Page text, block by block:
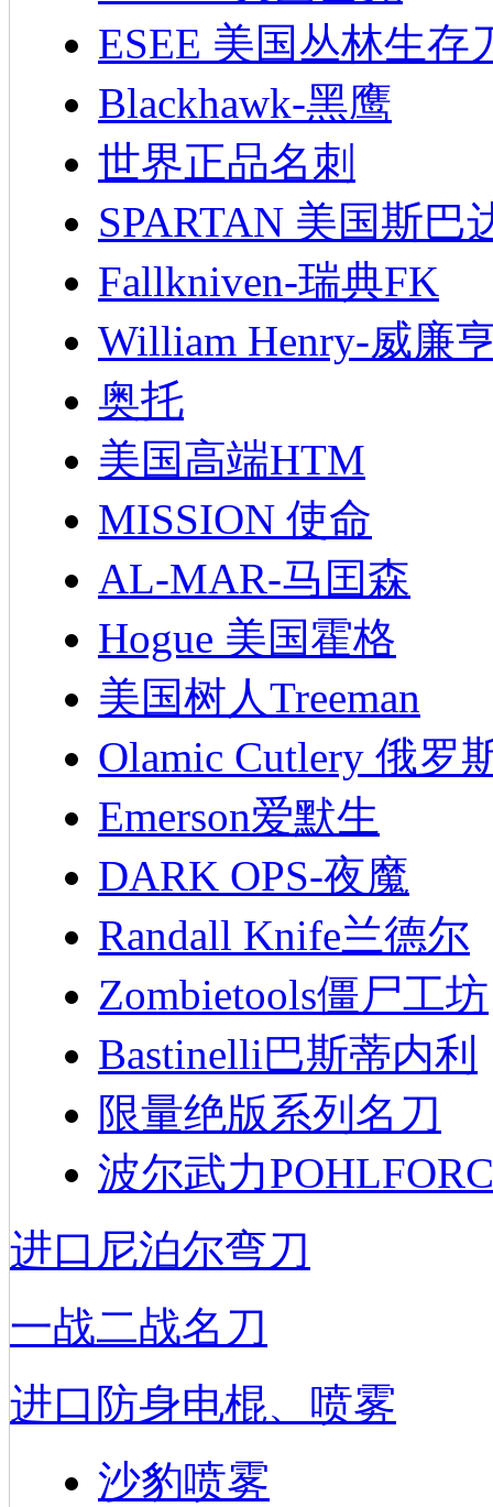
ESEE 美国丛林生存
Blackhawk-黑鹰
世界正品名刺
SPARTAN 美国斯巴
Fallkniven-瑞典FK
William Henry-威廉
奥托
美国高端HTM
MISSION 使命
AL-MAR-马囯森
Hogue 美国霍格
美国树人Treeman
Olamic Cutlery 俄罗
Emerson爱默生
DARK OPS-夜魔
Randall Knife兰德尔
Zombietools僵尸工坊
Bastinelli巴斯蒂内利
限量绝版系列名刀
波尔武力
进口尼泊尔弯刀
一战二战名刀
进口防身电棍、喷雾
沙豹喷雾